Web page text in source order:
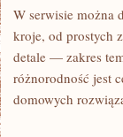
W serwisie można
kroje, od prostych
detale — zakres
różnorodność jest
domowych